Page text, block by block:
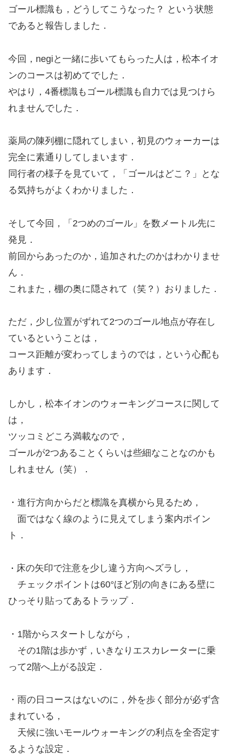
ゴール標識も，どうしてこうなった？ という状態
であると報告しました．
今回，negiと一緒に歩いてもらった人は，松本イオ
ンのコースは初めてでした．
やはり，4番標識もゴール標識も自力では見つけら
れませんでした．
薬局の陳列棚に隠れてしまい，初見のウォーカーは
完全に素通りしてしまいます．
同行者の様子を見ていて，「ゴールはどこ？」とな
る気持ちがよくわかりました．
そして今回，「2つめのゴール」を数メートル先に
発見．
前回からあったのか，追加されたのかはわかりませ
ん．
これまた，棚の奥に隠されて（笑？）おりました．
ただ，少し位置がずれて2つのゴール地点が存在し
ているということは，
コース距離が変わってしまうのでは，という心配も
あります．
しかし，松本イオンのウォーキングコースに関して
は，
ツッコミどころ満載なので，
ゴールが2つあることくらいは些細なことなのかも
しれません（笑）．
・進行方向からだと標識を真横から見るため，
面ではなく線のように見えてしまう案内ポイン
ト．
・ 床の矢印で注意を少し違う方向へズラし，
チェックポイントは60°ほど別の向きにある壁に
ひっそり貼ってあるトラップ．
・1階からスタートしながら，
その1階は歩かず，いきなりエスカレーターに乗
って2階へ上がる設定．
・雨の日コースはないのに，外を歩く部分が必ず含
まれている，
天候に強いモールウォーキングの利点を全否定す
るような設定．